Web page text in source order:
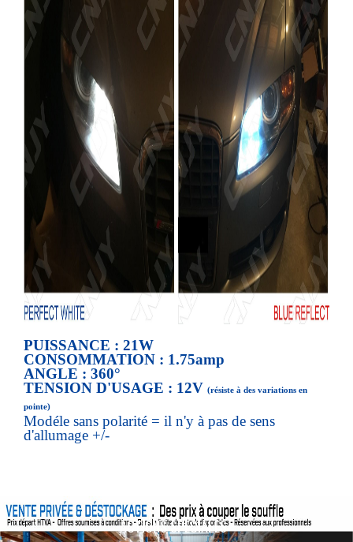
PUISSANCE : 21W
CONSOMMATION : 1.75amp
ANGLE : 360°
TENSION D'USAGE : 12V (résiste à des variations en
pointe)
Modéle sans polarité = il n'y à pas de sens
d'allumage +/-
ACTIONS SPÉCIALES